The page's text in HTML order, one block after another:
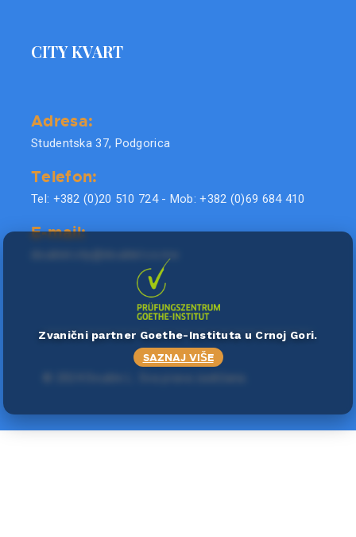
CITY KVART
Adresa:
Studentska 37, Podgorica
Telefon:
Tel: +382 (0)20 510 724 - Mob: +382 (0)69 684 410
E-mail:
Zvanični partner Goethe-Instituta u Crnoj Gori.
SAZNAJ VIŠE